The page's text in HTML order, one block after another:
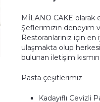
MİLANO CAKE
Şeflerimizin deneyim
Restoranlarınız için
ulaşmakta olup
bulunan iletişim
Pasta çeşitlerimiz
Kadayıflı Cevizli